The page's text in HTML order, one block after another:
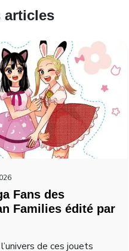
articles
Fans des
Families édité par
de ces jouets